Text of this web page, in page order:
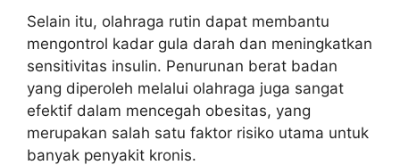
Selain itu, olahraga rutin dapat membantu
mengontrol kadar gula darah dan meningkatkan
sensitivitas insulin. Penurunan berat badan
yang diperoleh melalui olahraga juga sangat
efektif dalam mencegah obesitas, yang
merupakan salah satu faktor risiko utama untuk
banyak penyakit kronis.